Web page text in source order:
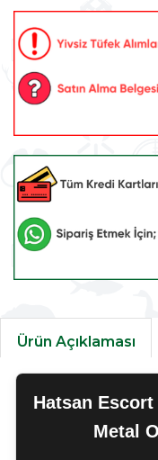
Ürün Açıklaması
Hatsan Escort
Metal